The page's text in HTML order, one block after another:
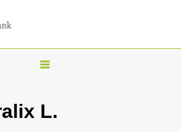
T
g
L.